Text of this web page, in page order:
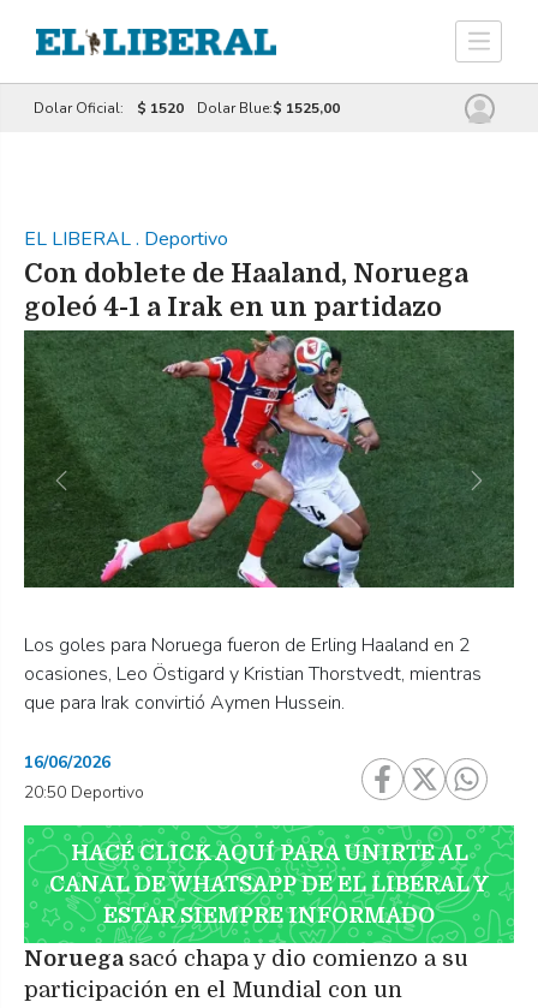
Dolar Oficial: $ 1520 Dolar Blue:$ 1525,00
EL LIBERAL. Deportivo
Con doblete de Haaland, Noruega
goleó 4-1 a Irak en un partidazo
Los goles para Noruega fueron de Erling Haaland en 2
ocasiones, Leo Östigard y Kristian Thorstvedt, mientras
que para Irak convirtió Aymen Hussein.
Previous Next
16/06/2026
20:50 Deportivo
HACÉ CLICK AQUÍ PARA UNIRTE AL
CANAL DE WHATSAPP DE EL LIBERAL Y
ESTAR SIEMPRE INFORMADO
Noruega sacó chapa y dio comienzo a su
participación en el Mundial con un